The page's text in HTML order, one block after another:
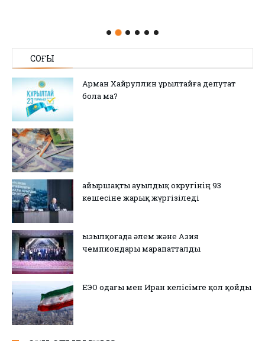
СОҢҒЫ
Арман Хайруллин Құрылтайға депутат
бола ма?
Қайыршақты ауылдық округінің 93
көшесіне жарық жүргізіледі
Қызылқоғада әлем және Азия
чемпиондары марапатталды
ЕЭО одағы мен Иран келісімге қол қойды